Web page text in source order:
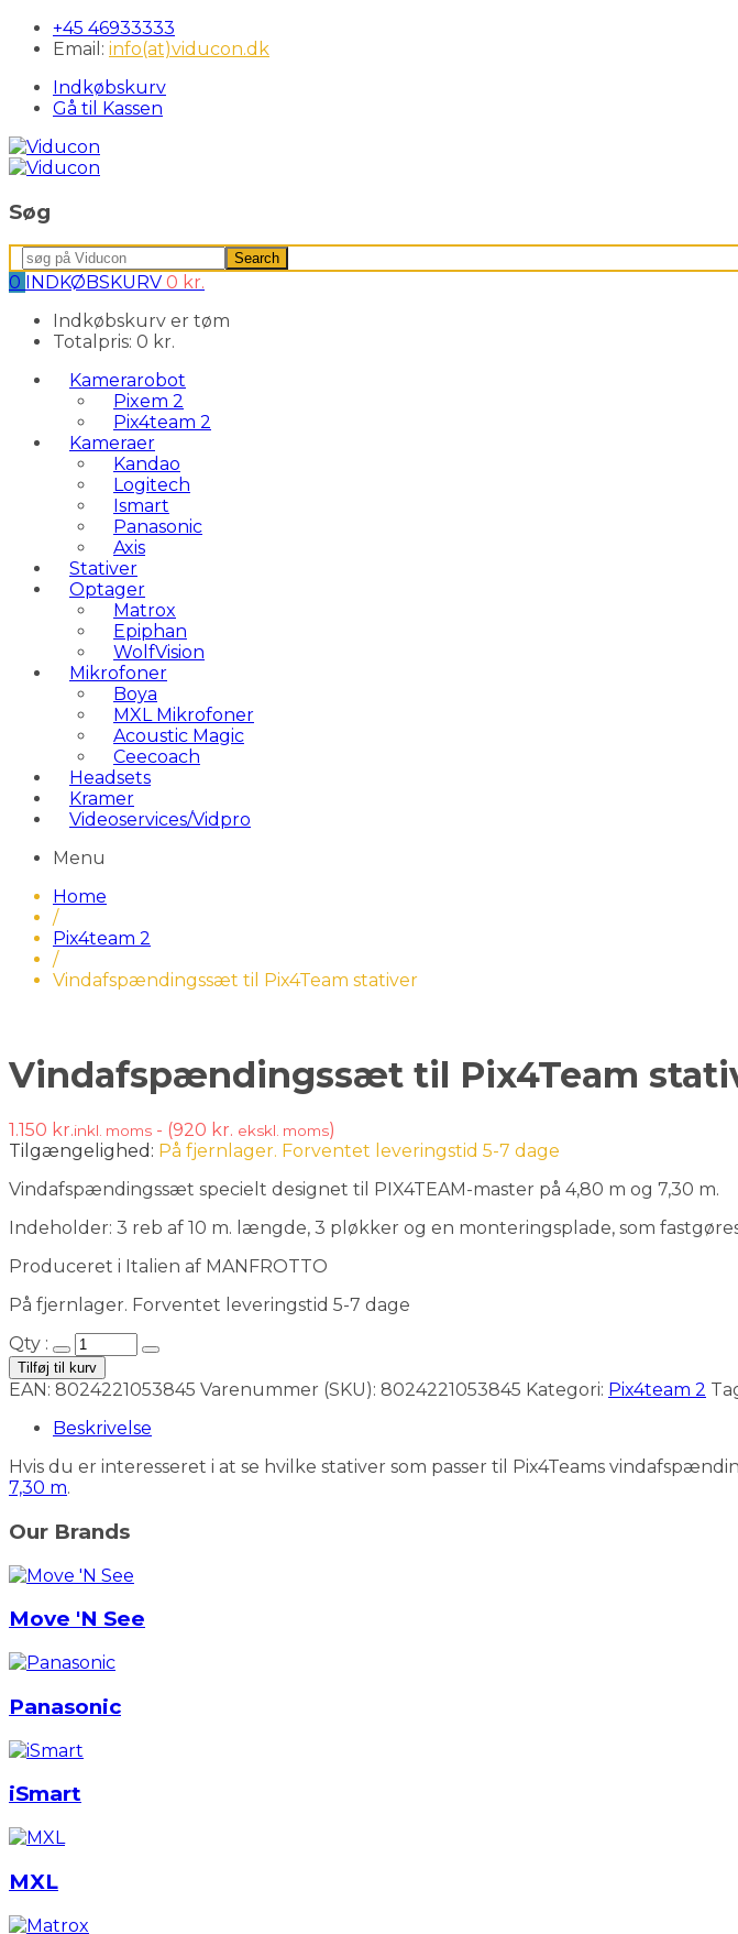
+45 46933333
Email: info(at)viducon.dk
Indkøbskurv
Gå til Kassen
Søg
Search
for:
Search
0 INDKØBSKURV 0 kr.
Indkøbskurv er tøm
Totalpris: 0 kr.
Kamerarobot
Pixem 2
Pix4team 2
Kameraer
Kandao
Logitech
Ismart
Panasonic
Axis
Stativer
Optager
Matrox
Epiphan
WolfVision
Mikrofoner
Boya
MXL Mikrofoner
Acoustic Magic
Ceecoach
Headsets
Kramer
Videoservices/Vidpro
Menu
Home
/
Pix4team 2
/
Vindafspændingssæt til Pix4Team stativer
Vindafspændingssæt til Pix4Team
1.150 kr.inkl. moms - (920 kr. ekskl. moms)
Tilgængelighed: På fjernlager. Forventet leveringstid 5-7 dage
Vindafspændingssæt specielt designet til PIX4TEAM-master på 4,80 m og 7,30 m.
Indeholder: 3 reb af 10 m. længde, 3 pløkker og en monteringsplade, som
Produceret i Italien af MANFROTTO
På fjernlager. Forventet leveringstid 5-7 dage
Qty :
Tilføj til kurv
EAN: 8024221053845 Varenummer (SKU): 8024221053845 Kategori: Pix4team 2
Beskrivelse
Hvis du er interesseret i at se hvilke stativer som passer til Pix4Teams
7,30 m.
Our Brands
Move 'N See
Panasonic
iSmart
MXL